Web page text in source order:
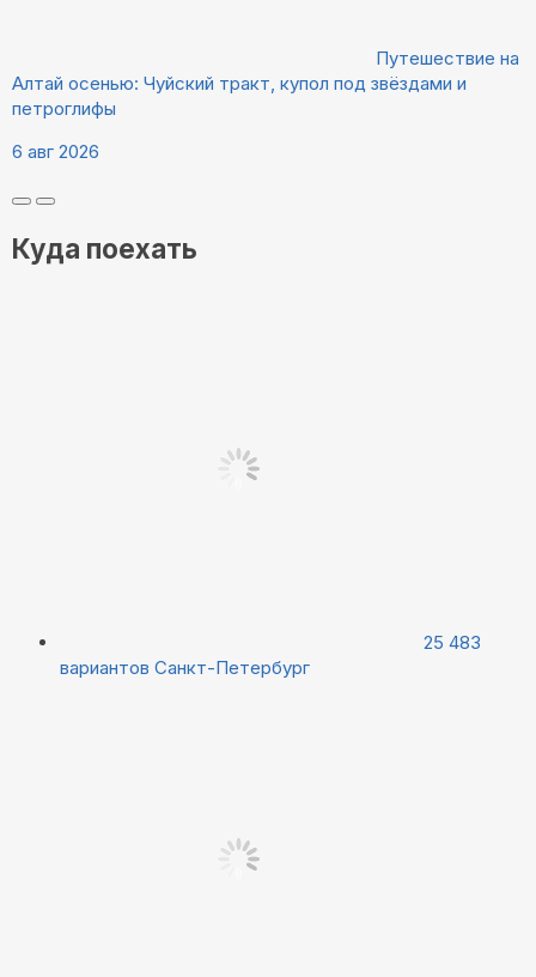
Путешествие на
Алтай осенью: Чуйский тракт, купол под звёздами и
петроглифы
6 авг 2026
Куда поехать
25 483
вариантов Санкт-Петербург